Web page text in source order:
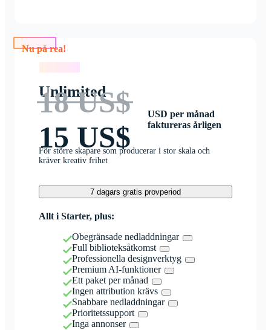
Nu på rea!
Unlimited
18 US$
15 US$
USD per månad
faktureras årligen
För större skapare som producerar i stor skala och
kräver kreativ frihet
7 dagars gratis provperiod
Allt i Starter, plus:
Obegränsade nedladdningar
Full biblioteksåtkomst
Professionella designverktyg
Premium AI-funktioner
Ett paket per månad
Ingen attribution krävs
Snabbare nedladdningar
Prioritetssupport
Inga annonser